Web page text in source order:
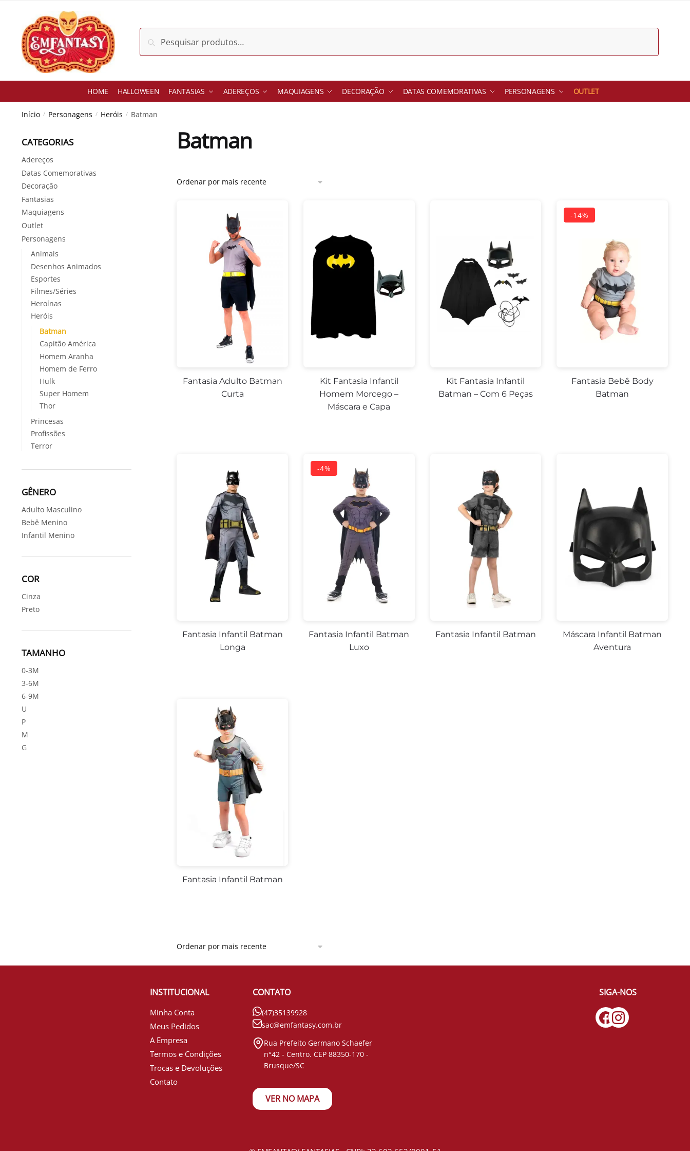
navigation
content
Pesquisar
por:
Pesquisar
HOME HALLOWEEN FANTASIAS ADEREÇOS MAQUIAGENS DECORAÇÃO DATAS COMEMORATIVAS PERSONAGENS OUTLET
Início / Personagens / Heróis / Batman
Batman
Fantasia Adulto Batman
Curta
Kit Fantasia Infantil
Homem Morcego –
Máscara e Capa
Kit Fantasia Infantil
Batman – Com 6 Peças
Fantasia Bebê Body
Batman
Fantasia Infantil Batman
Longa
-4%
Fantasia Infantil Batman
Luxo
Fantasia Infantil Batman
Máscara Infantil Batman
Aventura
Fantasia Infantil Batman
CATEGORIAS
Adereços
Datas Comemorativas
Decoração
Fantasias
Maquiagens
Outlet
Personagens
Animais
Desenhos Animados
Esportes
Filmes/Séries
Heroínas
Heróis
Batman
Capitão América
Homem Aranha
Homem de Ferro
Hulk
Super Homem
Thor
Princesas
Profissões
Terror
GÊNERO
Adulto Masculino
Bebê Menino
Infantil Menino
COR
Cinza
Preto
TAMANHO
0-3M
3-6M
6-9M
U
P
M
G
INSTITUCIONAL
Minha Conta
Meus Pedidos
A Empresa
Termos e Condições
Trocas e Devoluções
Contato
CONTATO
(47)35139928
sac@emfantasy.com.br
Rua Prefeito Germano Schaefer
n°42 - Centro. CEP 88350-170 -
Brusque/SC
VER NO MAPA
SIGA-NOS